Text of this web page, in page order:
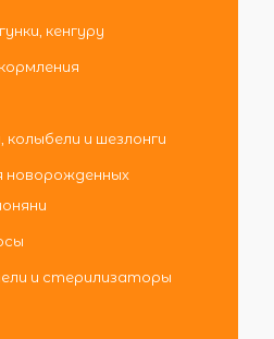
кенгуру
и шезлонги
новорожденных
и стерилизаторы